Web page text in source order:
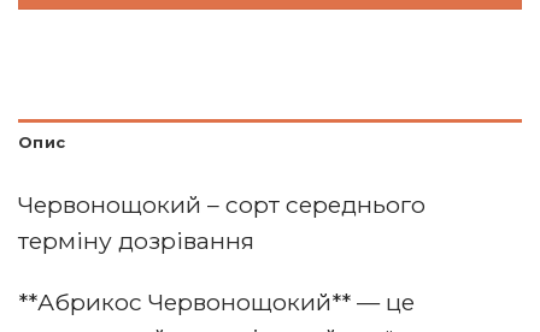
Опис
Червонощокий – сорт середнього
терміну дозрівання
**Абрикос Червонощокий** — це